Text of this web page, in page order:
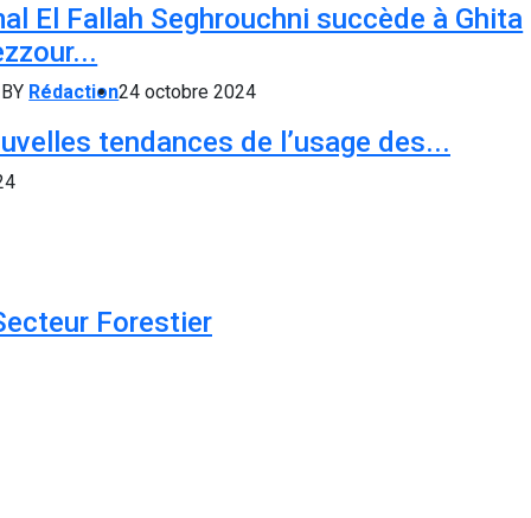
El Fallah Seghrouchni succède à Ghita
BY Rédaction24 octobre 2024
tendances de l’usage des...
Forestier